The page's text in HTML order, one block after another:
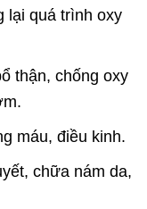
lại quá trình oxy
thận, chống oxy
máu, điều kinh.
chữa nám da,